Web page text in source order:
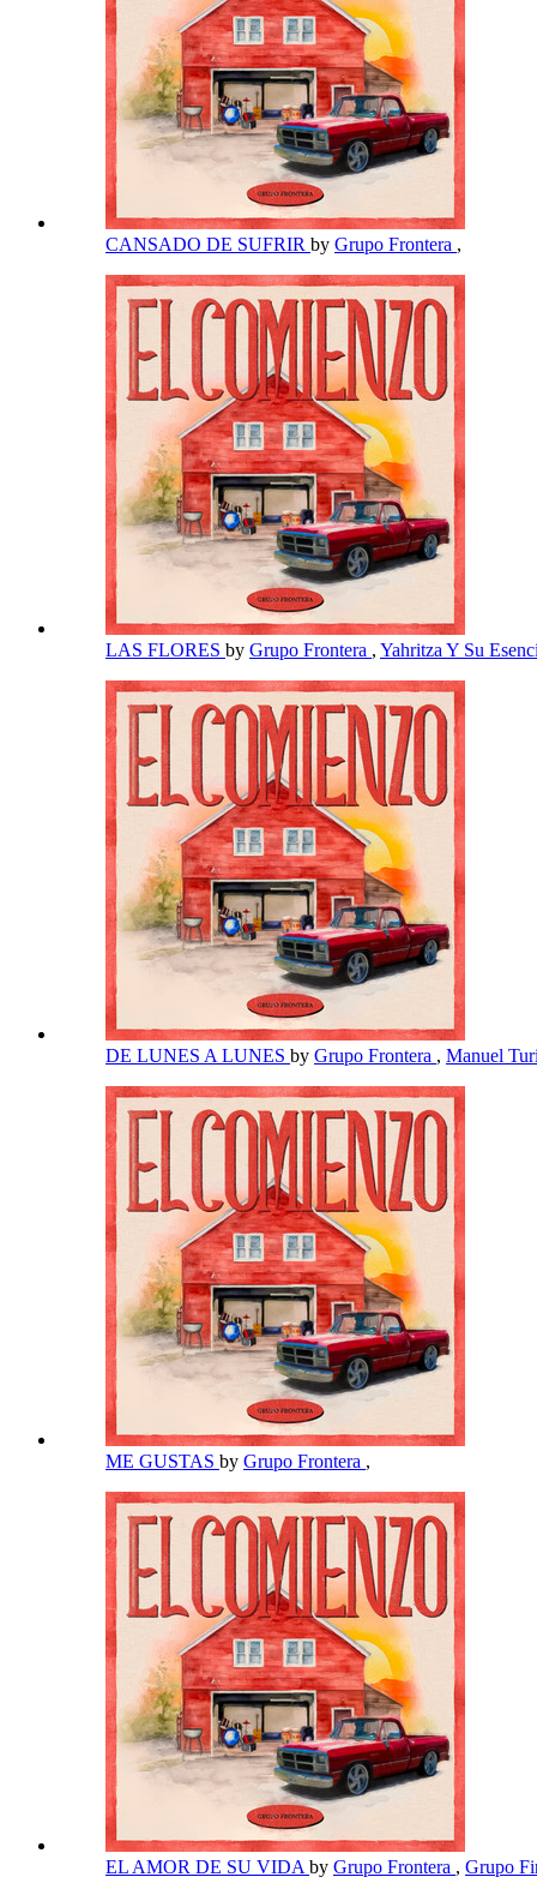
CANSADO DE SUFRIR by Grupo Frontera ,
LAS FLORES by Grupo Frontera , Yahritza Y Su
DE LUNES A LUNES by Grupo Frontera , Manuel
ME GUSTAS by Grupo Frontera ,
EL AMOR DE SU VIDA by Grupo Frontera , Grupo